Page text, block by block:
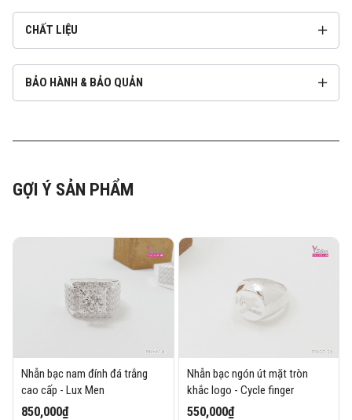
CHẤT LIỆU
BẢO HÀNH & BẢO QUẢN
GỢI Ý SẢN PHẨM
Nhẫn bạc nam đính đá trắng
cao cấp - Lux Men
850,000₫
Nhẫn bạc ngón út mặt tròn
khắc logo - Cycle finger
550,000₫